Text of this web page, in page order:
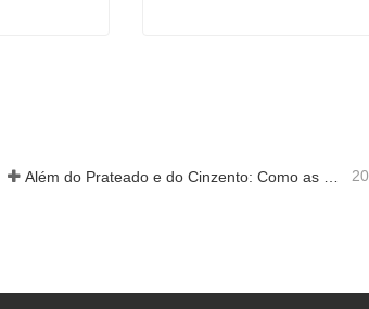
Além do Prateado e do Cinzento: Como as Cores Personalizadas Desbloqueiam Infinitas Possibilidades para a Espuma de Alumínio